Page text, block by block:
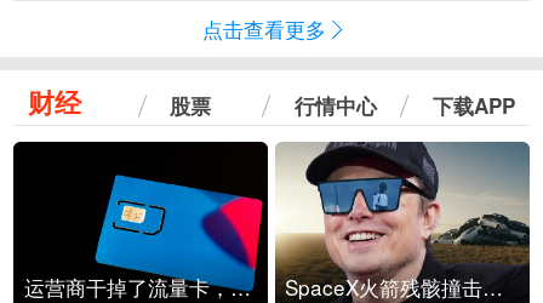
点击查看更多
财经 股票 行情中心 下载APP
运营商干掉了流量卡，他们真的玩不起了 SpaceX火箭残骸撞击月球